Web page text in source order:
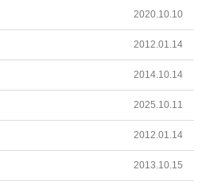
2020.10.10
2012.01.14
2014.10.14
2025.10.11
2012.01.14
2013.10.15